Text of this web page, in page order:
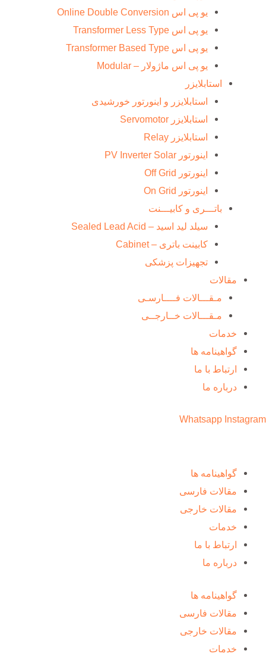
یو پی اس Online Double Conversion
یو پی اس Transformer Less Type
یو پی اس Transformer Based Type
یو پی اس ماژولار – Modular
استابلایزر
استابلایزر و اینورتور خورشیدی
استابلایزر Servomotor
استابلایزر Relay
اینورتور PV Inverter Solar
اینورتور Off Grid
اینورتور On Grid
باتـــری و کابیـــنت
سیلد لید اسید – Sealed Lead Acid
کابینت باتری – Cabinet
تجهیزات پزشکی
مقالات
مـقـــالات فــــارسـی
مـقـــالات خــارجــی
خدمات
گواهینامه ها
ارتباط با ما
درباره ما
Whatsapp Instagram
گواهینامه ها
مقالات فارسی
مقالات خارجی
خدمات
ارتباط با ما
درباره ما
گواهینامه ها
مقالات فارسی
مقالات خارجی
خدمات